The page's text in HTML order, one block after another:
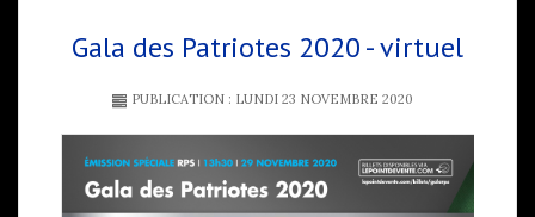
Gala des Patriotes 2020 - virtuel
PUBLICATION : LUNDI 23 NOVEMBRE 2020